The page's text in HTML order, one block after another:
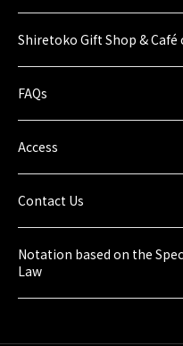
Shiretoko Gift Shop &
FAQs
Access
Contact Us
Notation based on the
Law